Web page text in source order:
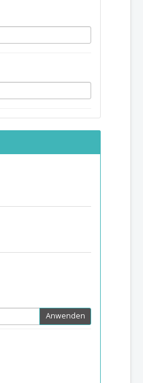
Anwenden